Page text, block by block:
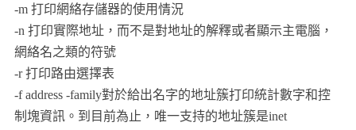
-m 打印網絡存儲器的使用情況
-n 打印實際地址，而不是對地址的解釋或者顯示主電腦，
網絡名之類的符號
-r 打印路由選擇表
-f address -family對於給出名字的地址簇打印統計數字和控
制塊資訊。到目前為止，唯一支持的地址簇是inet